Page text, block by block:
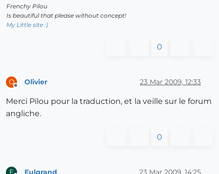
Frenchy Pilou
Is beautiful that please without concept!
My Little site :)
0
O Olivier 23 Mar 2009, 12:33
Merci Pilou pour la traduction, et la veille sur le forum
angliche.
0
E Eulgrand 23 Mar 2009, 14:25